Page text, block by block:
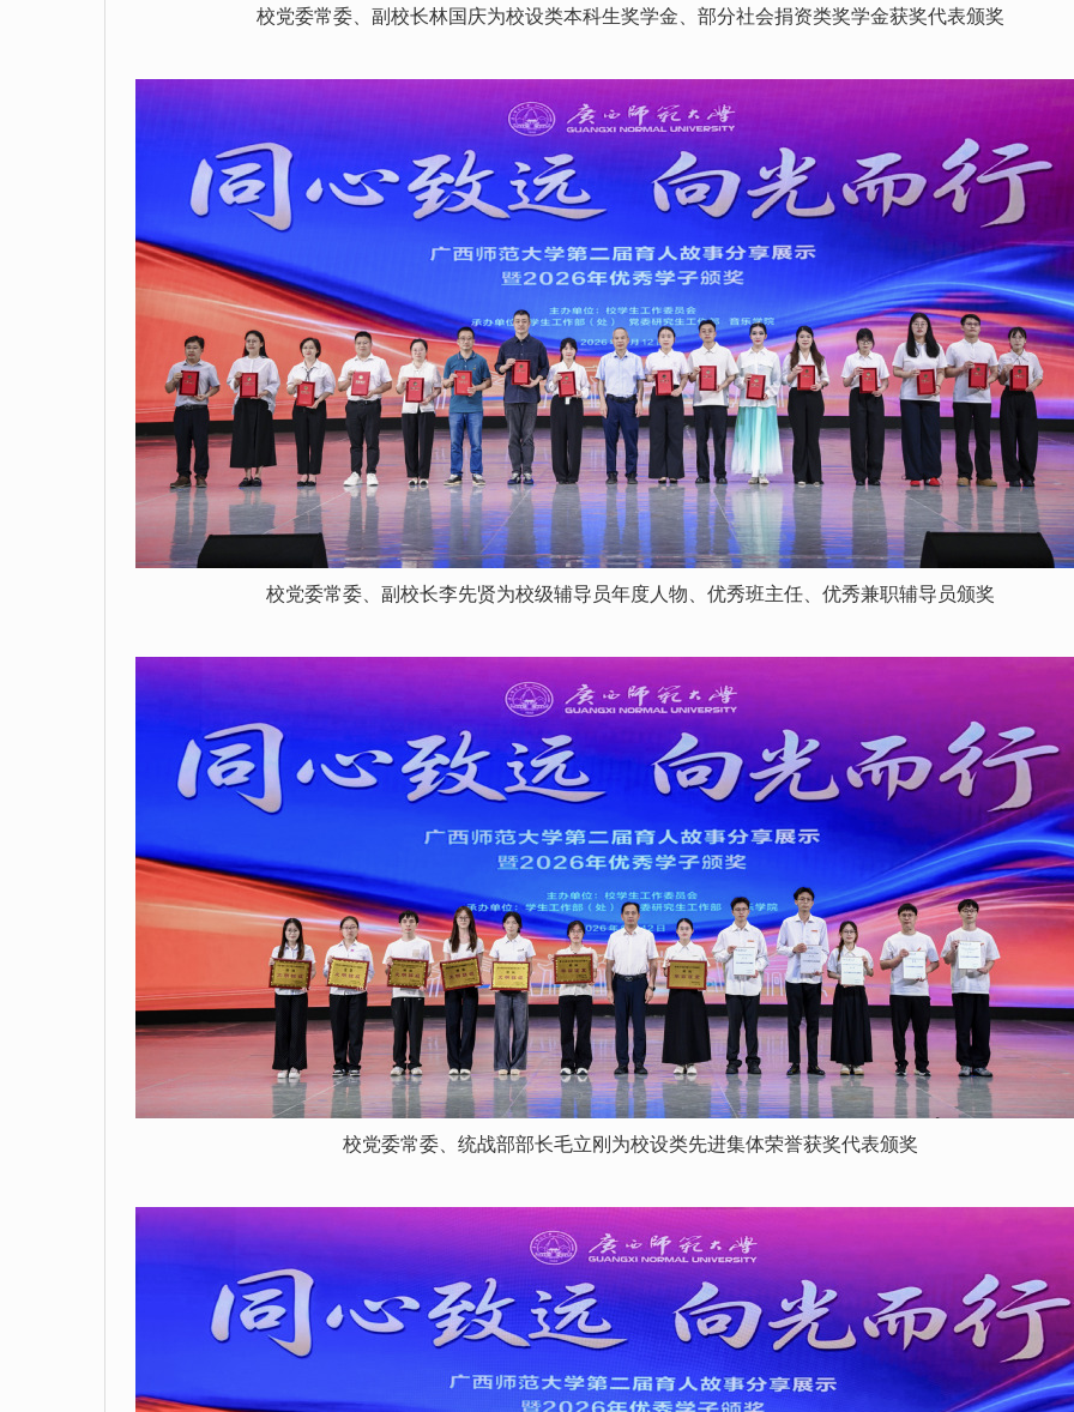
校党委常委、副校长林国庆为校设类本科生奖学金、部分社会捐资类奖学金获奖代表颁奖
校党委常委、副校长李先贤为校级辅导员年度人物、优秀班主任、优秀兼职辅导员颁奖
校党委常委、统战部部长毛立刚为校设类先进集体荣誉获奖代表颁奖